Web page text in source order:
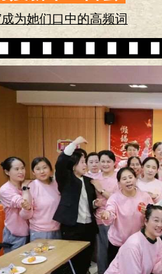
成为她们口中的高频词